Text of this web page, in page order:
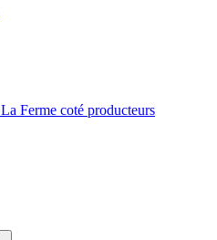
La Ferme coté producteurs